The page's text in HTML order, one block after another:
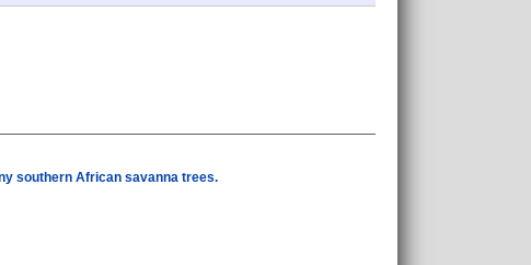
southern African savanna trees.